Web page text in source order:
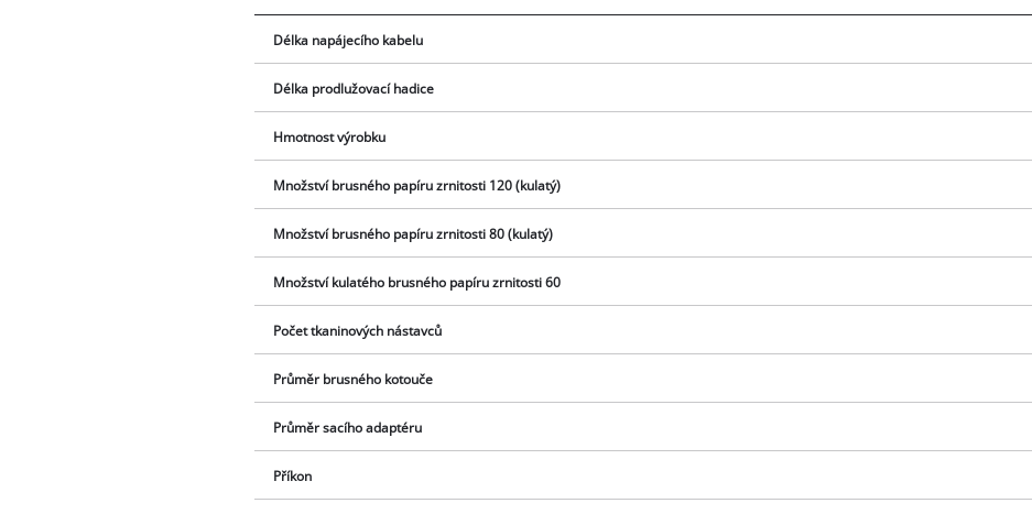
potřebujeme váš souhlas!
Management Platform
Délka napájecího kabelu
Délka prodlužovací hadice
Hmotnost výrobku
Množství brusného papíru zrnitosti 120 (kulatý)
Množství brusného papíru zrnitosti 80 (kulatý)
Množství kulatého brusného papíru zrnitosti 60
Počet tkaninových nástavců
Průměr brusného kotouče
Průměr sacího adaptéru
Příkon